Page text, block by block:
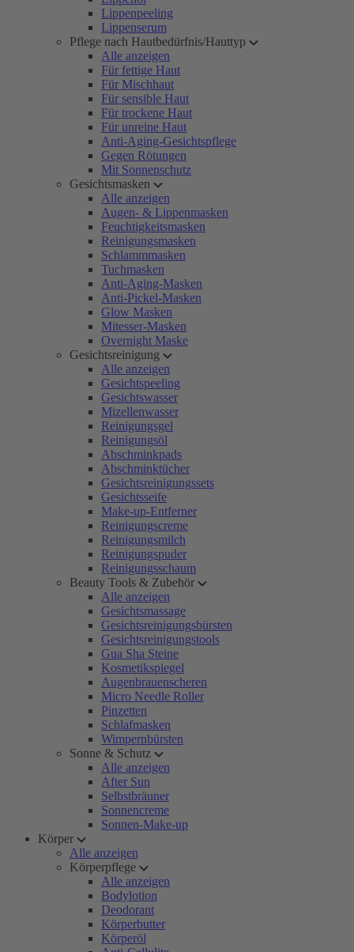
Lippenpeeling
Lippenserum
Pflege nach Hautbedürfnis/Hauttyp
Alle anzeigen
Für fettige Haut
Für Mischhaut
Für sensible Haut
Für trockene Haut
Für unreine Haut
Anti-Aging-Gesichtspflege
Gegen Rötungen
Mit Sonnenschutz
Gesichtsmasken
Alle anzeigen
Augen- & Lippenmasken
Feuchtigkeitsmasken
Reinigungsmasken
Schlammmasken
Tuchmasken
Anti-Aging-Masken
Anti-Pickel-Masken
Glow Masken
Mitesser-Masken
Overnight Maske
Gesichtsreinigung
Alle anzeigen
Gesichtspeeling
Gesichtswasser
Mizellenwasser
Reinigungsgel
Reinigungsöl
Abschminkpads
Abschminktücher
Gesichtsreinigungssets
Gesichtsseife
Make-up-Entferner
Reinigungscreme
Reinigungsmilch
Reinigungspuder
Reinigungsschaum
Beauty Tools & Zubehör
Alle anzeigen
Gesichtsmassage
Gesichtsreinigungsbürsten
Gesichtsreinigungstools
Gua Sha Steine
Kosmetikspiegel
Augenbrauenscheren
Micro Needle Roller
Pinzetten
Schlafmasken
Wimpernbürsten
Sonne & Schutz
Alle anzeigen
After Sun
Selbstbräuner
Sonnencreme
Sonnen-Make-up
Körper
Alle anzeigen
Körperpflege
Alle anzeigen
Bodylotion
Deodorant
Körperbutter
Körperöl